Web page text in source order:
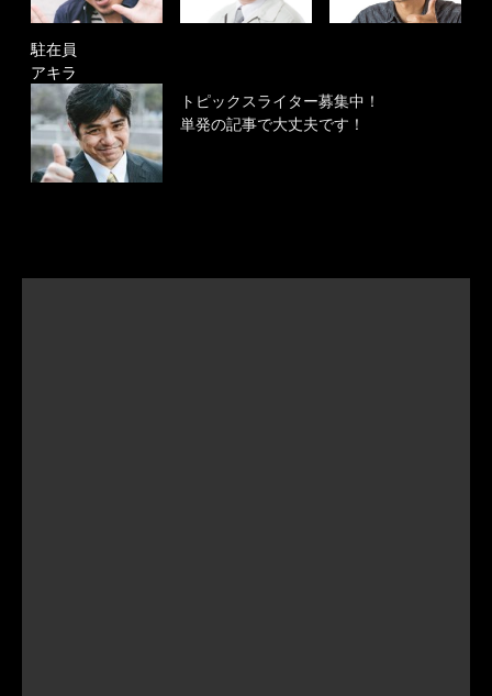
駐在員
アキラ
トピックスライター募集中！
単発の記事で大丈夫です！